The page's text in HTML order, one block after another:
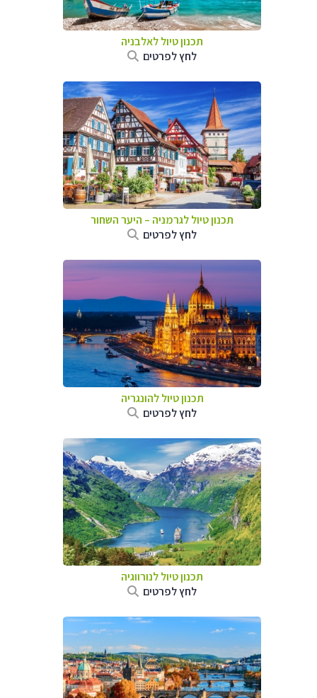
תכנון טיול לאלבניה
לחץ לפרטים
תכנון טיול לגרמניה – היער השחור
לחץ לפרטים
תכנון טיול להונגריה
לחץ לפרטים
תכנון טיול לנורווגיה
לחץ לפרטים